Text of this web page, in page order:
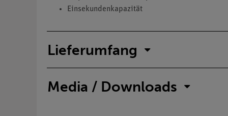
Einsekundenkapazität
Lieferumfang
Media / Downloads